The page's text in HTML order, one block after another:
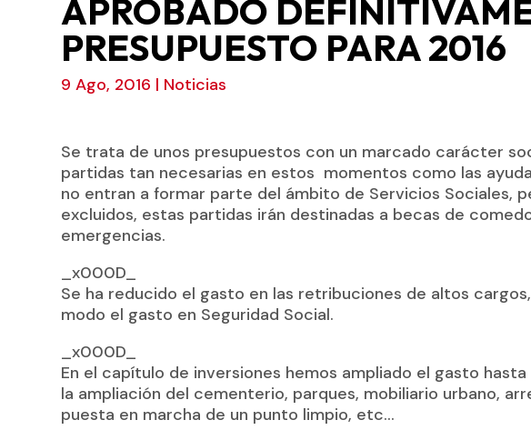
APROBADO
PRESUPUESTO PARA 2016
9 Ago, 2016 | Noticias
Se trata de unos presupuestos con un marcado carácter
partidas tan necesarias en estos momentos como las
no entran a formar parte del ámbito de Servicios Sociales,
excluidos, estas partidas irán destinadas a becas de
emergencias.
_x000D_
Se ha reducido el gasto en las retribuciones de altos
modo el gasto en Seguridad Social.
_x000D_
En el capítulo de inversiones hemos ampliado el gasto
la ampliación del cementerio, parques, mobiliario urbano,
puesta en marcha de un punto limpio, etc…